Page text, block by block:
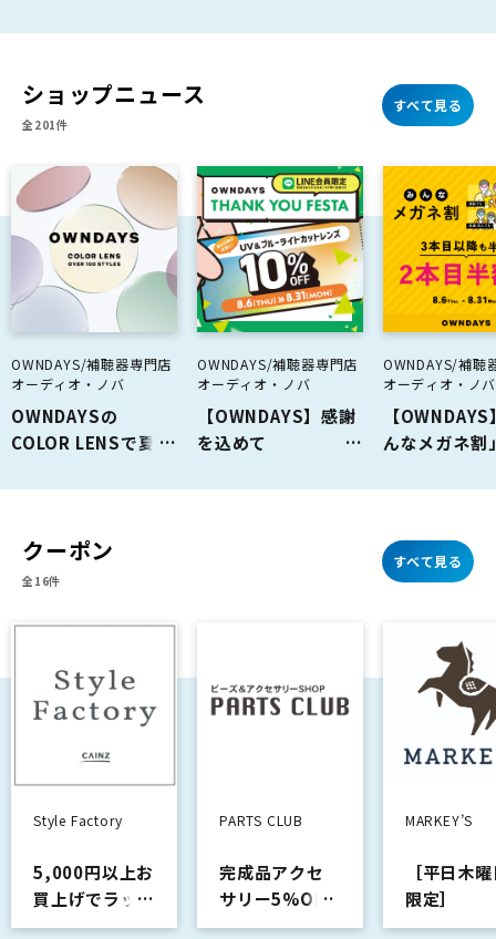
ショップニュース
全201件
すべて見る
OWNDAYS/補聴器専門店
オーディオ・ノバ
OWNDAYSの
COLOR LENSで夏を
STYLES~
OWNDAYS/補聴器専門店
オーディオ・ノバ
【OWNDAYS】感謝
を込めて
THANK YOU
OWNDAYS/補聴
オーディオ・ノバ
【
んなメガネ割
ともっとお得
クーポン
全16件
すべて見る
Style Factory
5,000円以上お
買上げでラッ
ピング1件…
PARTS CLUB
完成品アクセ
サリー5%OFF
MARKEY’S
［平日木
限定］
10％OFF